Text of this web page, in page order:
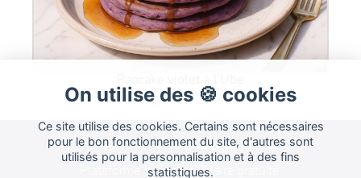
On utilise des 🍪 cookies
Ce site utilise des cookies. Certains sont nécessaires
pour le bon fonctionnement du site, d'autres sont
utilisés pour la personnalisation et à des fins
statistiques.
2015-2026CuisineLand
Plateforme de blog culinaire gratuite.